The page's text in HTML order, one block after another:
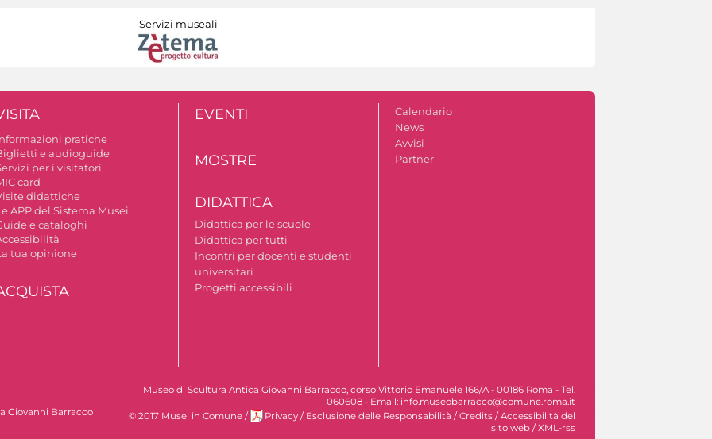
Servizi museali
pratiche
e audioguide
per i visitatori
card
didattiche
APP del Sistema Musei
e cataloghi
tua opinione
EVENTI
MOSTRE
DIDATTICA
Didattica per le scuole
Didattica per tutti
Incontri per docenti e studenti
universitari
Progetti accessibili
Calendario
News
Avvisi
Partner
Giovanni Barracco
Museo di Scultura Antica Giovanni Barracco, corso Vittorio Emanuele 166/A - 00186 Roma - Tel.
060608 - Email: info.museobarracco@comune.roma.it
© 2017 Musei in Comune / Privacy / Esclusione delle Responsabilità / Credits / Accessibilità del
sito web / XML-rss